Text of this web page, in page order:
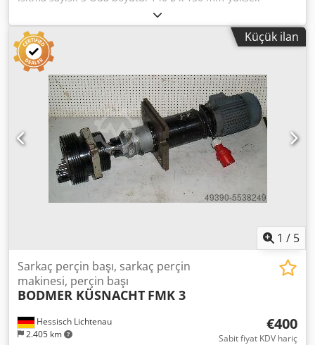
press both ends of the rivet. The controlled indexing table
automatically rotates to the next working position after
each cycle. Ideal for saw blade manufacturers and repair
shops. Alternatively suitable for custom machine
construction.
Maksimum sıcaklık test: 1000 ° C Elekt. Kaynağı: 400 V, 13
kW Alanı: 550 x 1600 x 1830 mm Csdpjbn I Tzjfx Aa Tsha
Ağırlık: 492 kg
Küçük ilan
1 / 5
Hessisch Lichtenau
2.405 km
Sarkaç perçin başı, sarkaç perçin
makinesi, perçin başı
BODMER KÜSNACHT FMK 3
€400
Sabit fiyat KDV hariç